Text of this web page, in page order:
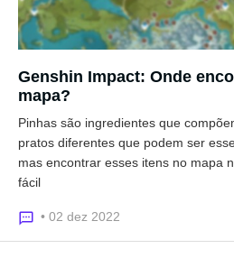
Genshin Impact: Onde
mapa?
Pinhas são ingredientes que
pratos diferentes que podem ser
mas encontrar esses itens no mapa
fácil
• 02 dez 2022